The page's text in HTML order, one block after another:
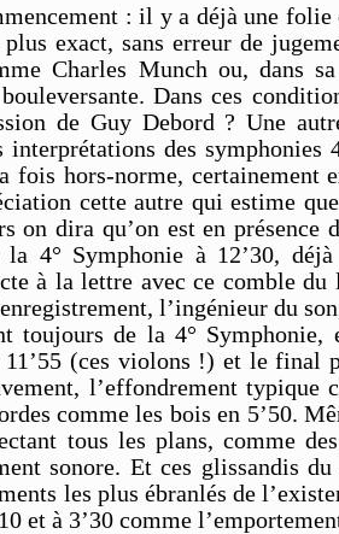
: il y a déjà une
exact, sans erreur de
Charles Munch ou, dans
Dans ces
de Guy Debord ? Une
interprétations des symphonies
fois hors-norme, certainement
cette autre qui estime
on dira qu’on est en présence
4° Symphonie à 12’30,
à la lettre avec ce comble
l’ingénieur du
toujours de la 4°
11’55 (ces violons !) et le
l’effondrement
comme les bois en 5’50.
tous les plans, comme
sonore. Et ces glissandis
les plus ébranlés de
et à 3’30 comme